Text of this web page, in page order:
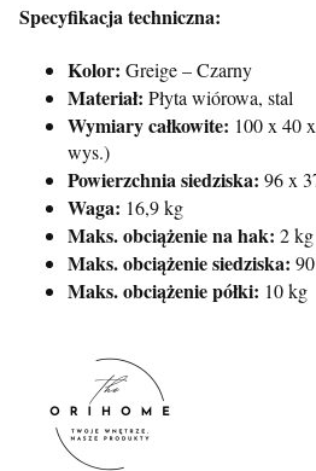
Specyfikacja techniczna:
Kolor: Greige – Czarny
Materiał: Płyta wiórowa, stal
Wymiary całkowite: 100 x 40
wys.)
Powierzchnia siedziska: 96 x
Waga: 16,9 kg
Maks. obciążenie na hak: 2 kg
Maks. obciążenie siedziska:
Maks. obciążenie półki: 10 kg